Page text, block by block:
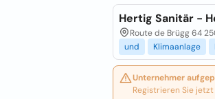
Hertig Sanitär -
Route de Brügg 64
und
Klimaanlage
Unternehmer
Registrieren Sie